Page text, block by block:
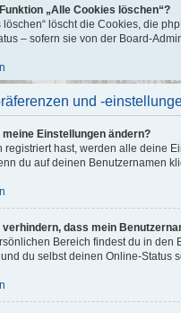
„Alle Cookies löschen“?
löschen“ löscht die Cookies, die
– sofern sie von der Board-
und -
meine Einstellungen ändern?
registriert hast, werden alle deine
du auf deinen Benutzernamen
verhindern, dass mein
Bereich findest du in den
du selbst deinen Online-Status